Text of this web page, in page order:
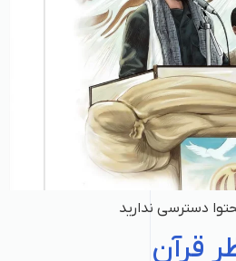
دسترسی ندارید
قرآن